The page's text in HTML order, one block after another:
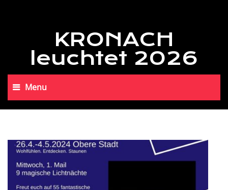
KRONACH
leuchtet 2026
Menu